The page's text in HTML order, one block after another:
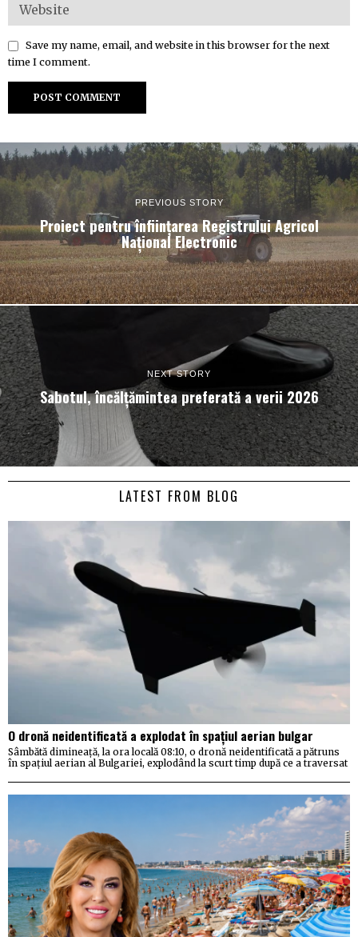
Save my name, email, and website in this browser for the next
time I comment.
PREVIOUS STORY
Proiect pentru înființarea Registrului Agricol
Național Electronic
NEXT STORY
Sabotul, încălțămintea preferată a verii 2026
LATEST FROM BLOG
O dronă neidentificată a explodat în spațiul aerian bulgar
Sâmbătă dimineață, la ora locală 08:10, o dronă neidentificată a pătruns
în spațiul aerian al Bulgariei, explodând la scurt timp după ce a traversat